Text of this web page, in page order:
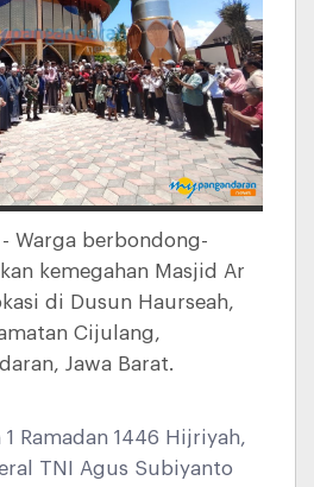
- Warga berbondong-
kemegahan Masjid Ar
di Dusun Haurseah,
Cijulang,
Jawa Barat.
Ramadan 1446 Hijriyah,
TNI Agus Subiyanto